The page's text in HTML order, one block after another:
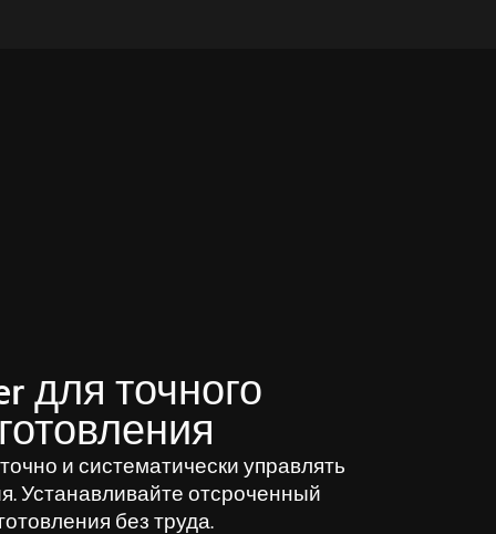
для точного
и систематически управлять
Устанавливайте отсроченный
без труда.